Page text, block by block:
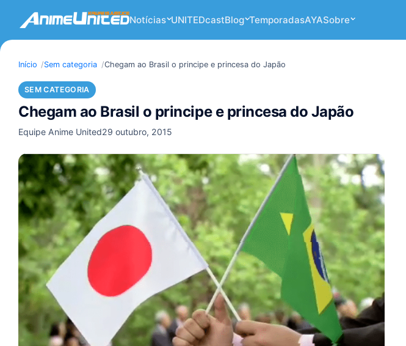
Notícias UNITEDcastBlog TemporadasAYASobre
Início Sem categoria Chegam ao Brasil o principe e princesa do Japão
SEM CATEGORIA
Chegam ao Brasil o principe e princesa do Japão
Equipe Anime United29 outubro, 2015